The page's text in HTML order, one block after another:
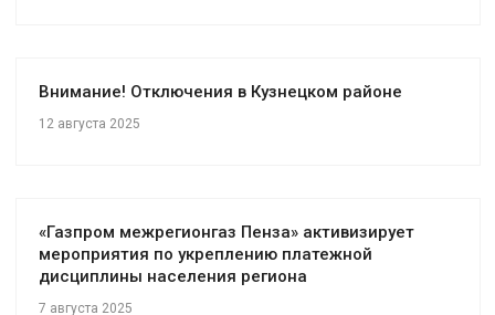
Внимание! Отключения в Кузнецком районе
12 августа 2025
«Газпром межрегионгаз Пенза» активизирует
мероприятия по укреплению платежной
дисциплины населения региона
7 августа 2025